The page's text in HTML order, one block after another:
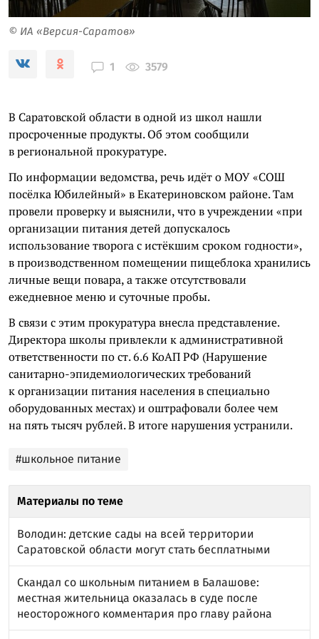
© ИА «Версия-Саратов»
1 3579
В Саратовской области в одной из школ нашли
просроченные продукты. Об этом сообщили
в региональной прокуратуре.
По информации ведомства, речь идёт о МОУ «СОШ
посёлка Юбилейный» в Екатериновском районе. Там
провели проверку и выяснили, что в учреждении «при
организации питания детей допускалось
использование творога с истёкшим сроком годности»,
в производственном помещении пищеблока хранились
личные вещи повара, а также отсутствовали
ежедневное меню и суточные пробы.
В связи с этим прокуратура внесла представление.
Директора школы привлекли к административной
ответственности по ст. 6.6 КоАП РФ (Нарушение
санитарно-эпидемиологических требований
к организации питания населения в специально
оборудованных местах) и оштрафовали более чем
на пять тысяч рублей. В итоге нарушения устранили.
#школьное питание
Материалы по теме
Володин: детские сады на всей территории
Саратовской области могут стать бесплатными
Скандал со школьным питанием в Балашове:
местная жительница оказалась в суде после
неосторожного комментария про главу района